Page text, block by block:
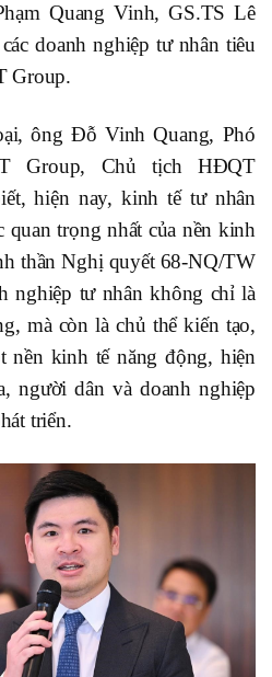
Quang Vinh, GS.TS Lê
doanh nghiệp tư nhân tiêu
Group.
ông Đỗ Vinh Quang, Phó
Group, Chủ tịch HĐQT
hiện nay, kinh tế tư nhân
quan trọng nhất của nền kinh
thần Nghị quyết 68-NQ/TW
nghiệp tư nhân không chỉ là
mà còn là chủ thể kiến tạo,
nền kinh tế năng động, hiện
người dân và doanh nghiệp
triển.